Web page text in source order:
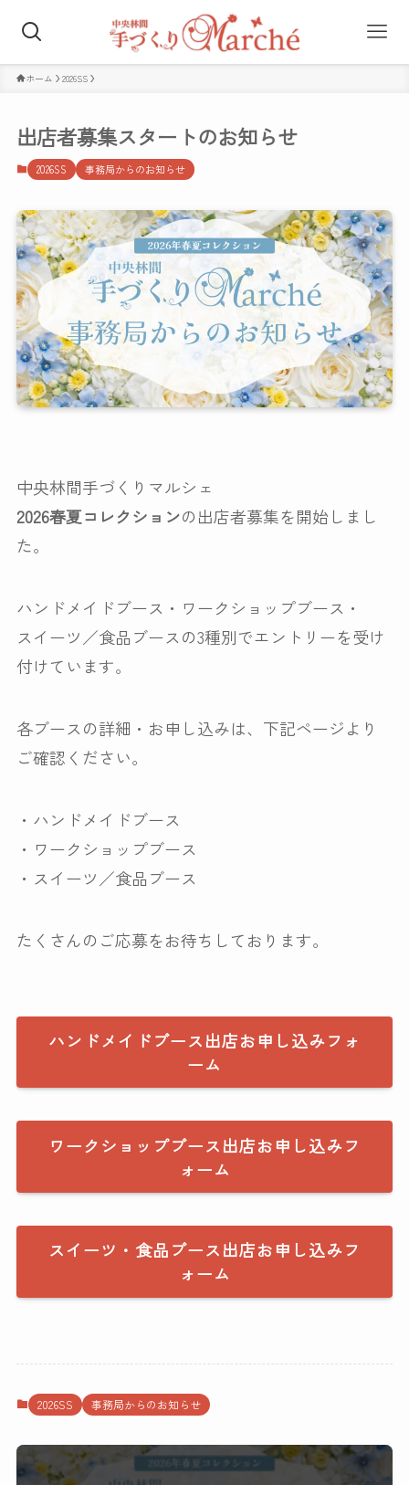
ホーム 2026SS
出店者募集スタートのお知らせ
2026SS 事務局からのお知らせ
中央林間手づくりマルシェ
2026春夏コレクションの出店者募集を開始しまし
た。
ハンドメイドブース・ワークショップブース・
スイーツ／食品ブースの3種別でエントリーを受け
付けています。
各ブースの詳細・お申し込みは、下記ページより
ご確認ください。
・ハンドメイドブース
・ワークショップブース
・スイーツ／食品ブース
たくさんのご応募をお待ちしております。
ハンドメイドブース出店お申し込みフォ
ーム
ワークショップブース出店お申し込みフ
ォーム
スイーツ・食品ブース出店お申し込みフ
ォーム
2026SS 事務局からのお知らせ